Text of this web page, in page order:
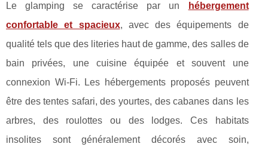
Le glamping se caractérise par un
hébergement
confortable et spacieux, avec des équipements de
qualité tels que des literies haut de gamme, des salles de
bain privées, une cuisine équipée et souvent une
connexion Wi-Fi. Les hébergements proposés peuvent
être des tentes safari, des yourtes, des cabanes dans les
arbres, des roulottes ou des lodges. Ces habitats
insolites sont généralement décorés avec soin,